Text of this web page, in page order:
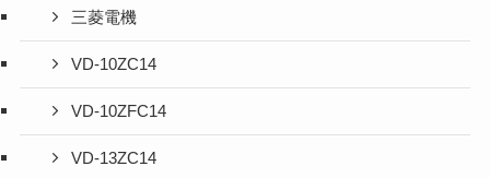
三菱電機
VD-10ZC14
VD-10ZFC14
VD-13ZC14